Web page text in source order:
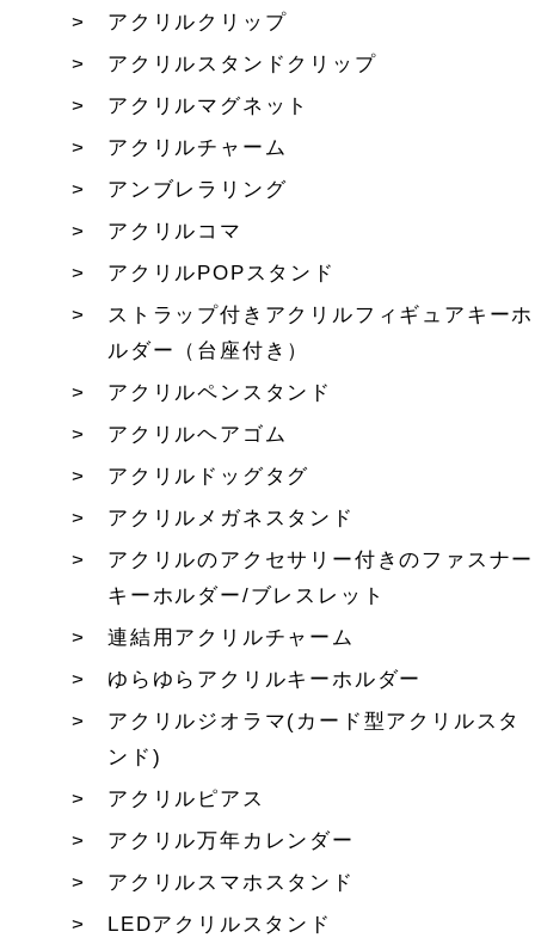
アクリルクリップ
アクリルスタンドクリップ
アクリルマグネット
アクリルチャーム
アンブレラリング
アクリルコマ
アクリルPOPスタンド
ストラップ付きアクリルフィギュアキーホ
ルダー（台座付き）
アクリルペンスタンド
アクリルヘアゴム
アクリルドッグタグ
アクリルメガネスタンド
アクリルのアクセサリー付きのファスナー
キーホルダー/ブレスレット
連結用アクリルチャーム
ゆらゆらアクリルキーホルダー
アクリルジオラマ(カード型アクリルスタ
ンド)
アクリルピアス
アクリル万年カレンダー
アクリルスマホスタンド
LEDアクリルスタンド